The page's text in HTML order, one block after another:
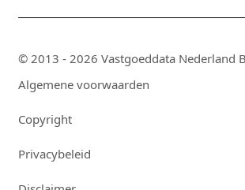
© 2013 - 2026 Vastgoeddata Nederland
Algemene voorwaarden
Copyright
Privacybeleid